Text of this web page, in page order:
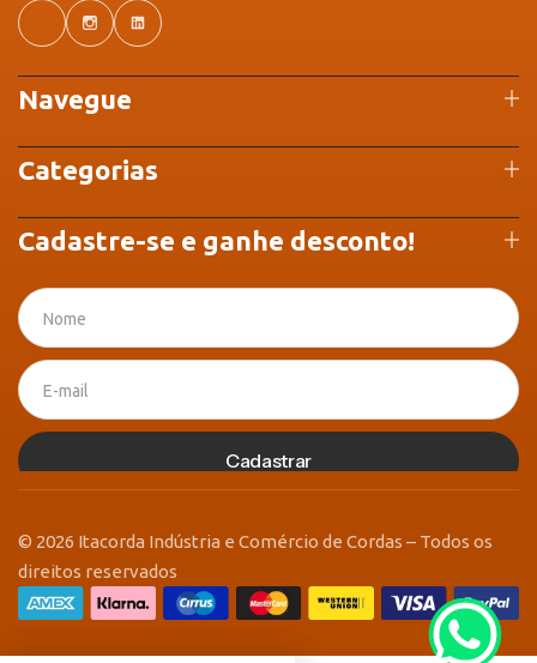
Navegue
Categorias
Cadastre-se e ganhe desconto!
Cadastrar
© 2026 Itacorda Indústria e Comércio de Cordas – Todos os
direitos reservados